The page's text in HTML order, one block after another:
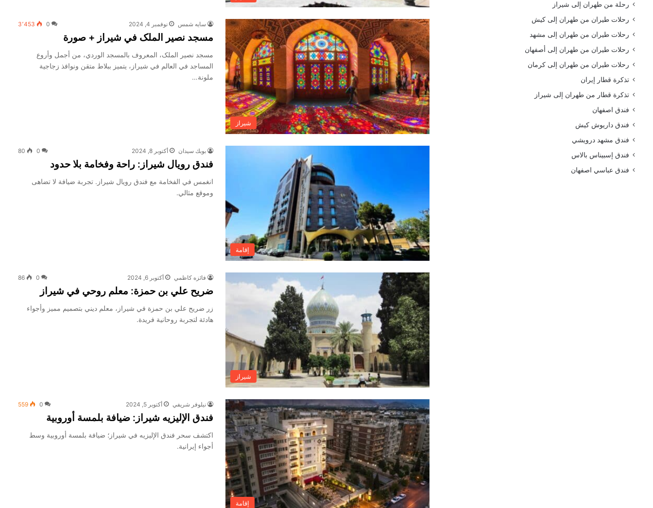
شيراز
سايه شمس نوفمبر 4, 2024 0 3٬453
مسجد نصير الملک في شيراز + صورة
مسجد نصير الملک، المعروف بالمسجد الوردي، من أجمل وأروع
المساجد في العالم في شيراز، يتميز ببلاط متقن ونوافذ زجاجية
ملونة…
إقامة
بوبك سيدان أكتوبر 8, 2024 0
80
فندق رويال شيراز: راحة وفخامة بلا حدود
انغمس في الفخامة مع فندق رويال شيراز. تجربة ضيافة لا تضاهى
وموقع مثالي.
شيراز
فائزه كاظمي أكتوبر 6, 2024 0
86
ضريح علي بن حمزة: معلم روحي في شيراز
زر ضريح علي بن حمزة في شيراز، معلم ديني بتصميم مميز وأجواء
هادئة لتجربة روحانية فريدة.
إقامة
نیلوفر شريفي أكتوبر 5, 2024 0
559
فندق الإليزيه شيراز: ضيافة بلمسة أوروبية
اكتشف سحر فندق الإليزيه في شيراز؛ ضيافة بلمسة أوروبية وسط
أجواء إيرانية.
رحلة من طهران إلى شيراز
رحلات طيران من طهران إلى كيش
رحلات طيران من طهران إلى مشهد
رحلات طيران من طهران إلى أصفهان
رحلات طيران من طهران إلى كرمان
تذكرة قطار إيران
تذكرة قطار من طهران إلى شيراز
فندق اصفهان
فندق داريوش كيش
فندق مشهد درويشي
فندق إسبيناس بالاس
فندق عباسي اصفهان